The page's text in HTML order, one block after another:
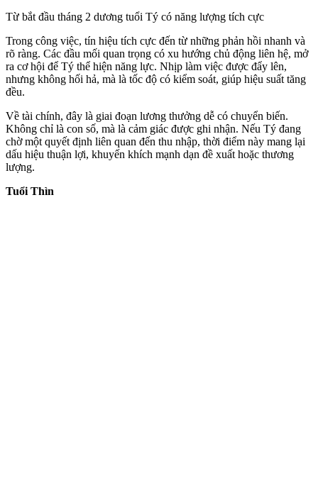
Từ bắt đầu tháng 2 dương tuổi Tý có năng lượng tích cực
Trong công việc, tín hiệu tích cực đến từ những phản hồi nhanh và
rõ ràng. Các đầu mối quan trọng có xu hướng chủ động liên hệ, mở
ra cơ hội để Tý thể hiện năng lực. Nhịp làm việc được đẩy lên,
nhưng không hối hả, mà là tốc độ có kiểm soát, giúp hiệu suất tăng
đều.
Về tài chính, đây là giai đoạn lương thưởng dễ có chuyển biến.
Không chỉ là con số, mà là cảm giác được ghi nhận. Nếu Tý đang
chờ một quyết định liên quan đến thu nhập, thời điểm này mang lại
dấu hiệu thuận lợi, khuyến khích mạnh dạn đề xuất hoặc thương
lượng.
Tuổi Thìn